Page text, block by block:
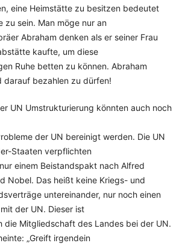
eine Heimstätte zu besitzen bedeutet
zu sein. Man möge nur an
Abraham denken als er seiner Frau
kaufte, um diese
Ruhe betten zu können. Abraham
darauf bezahlen zu dürfen!
UN Umstrukturierung könnten auch noch
der UN bereinigt werden. Die UN
Staaten verpflichten
einem Beistandspakt nach Alfred
Nobel. Das heißt keine Kriegs- und
untereinander, nur noch einen
der UN. Dieser ist
die Mitgliedschaft des Landes bei der UN.
„Greift irgendein